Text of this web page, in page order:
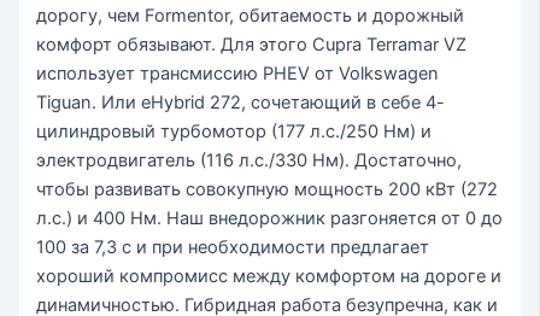
дорогу, чем Formentor, обитаемость и дорожный
комфорт обязывают. Для этого Cupra Terramar VZ
использует трансмиссию PHEV от Volkswagen
Tiguan. Или eHybrid 272, сочетающий в себе 4-
цилиндровый турбомотор (177 л.с./250 Нм) и
электродвигатель (116 л.с./330 Нм). Достаточно,
чтобы развивать совокупную мощность 200 кВт (272
л.с.) и 400 Нм. Наш внедорожник разгоняется от 0 до
100 за 7,3 с и при необходимости предлагает
хороший компромисс между комфортом на дороге и
динамичностью. Гибридная работа безупречна, как и